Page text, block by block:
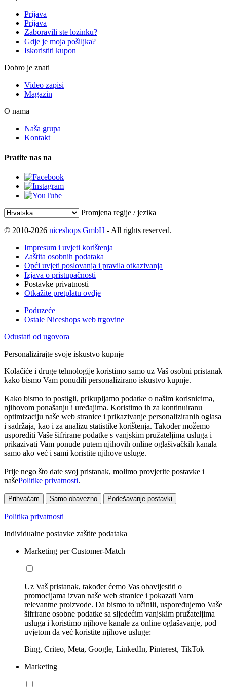
Prijava
Prijava
Zaboravili ste lozinku?
Gdje je moja pošiljka?
Iskoristiti kupon
Dobro je znati
Video zapisi
Magazin
O nama
Naša grupa
Kontakt
Pratite nas na
Promjena regije / jezika
© 2010-2026 niceshops GmbH - All rights reserved.
Impresum i uvjeti korištenja
Zaštita osobnih podataka
Opći uvjeti poslovanja i pravila otkazivanja
Izjava o pristupačnosti
Postavke privatnosti
Otkažite pretplatu ovdje
Poduzeće
Ostale Niceshops web trgovine
Odustati od ugovora
Personalizirajte svoje iskustvo kupnje
Kolačiće i druge tehnologije koristimo samo uz Vaš osobni pristanak
kako bismo Vam ponudili personalizirano iskustvo kupnje.
Kako bismo to postigli, prikupljamo podatke o našim korisnicima,
njihovom ponašanju i uređajima. Koristimo ih za kontinuiranu
optimizaciju naše web stranice i prikazivanje personaliziranih oglasa
i sadržaja, kao i za analizu statistike korištenja. Također možemo
usporediti Vaše šifrirane podatke s vanjskim pružateljima usluga i
prikazivati Vam ponude putem njihovih online oglašivačkih kanala
samo ako već i sami koristite njihove usluge.
Prije nego što date svoj pristanak, molimo provjerite postavke i
našePolitike privatnosti.
Prihvaćam Samo obavezno Podešavanje postavki
Politika privatnosti
Individualne postavke zaštite podataka
Marketing per Customer-Match
Uz Vaš pristanak, također ćemo Vas obavijestiti o
promocijama izvan naše web stranice i pokazati Vam
relevantne proizvode. Da bismo to učinili, uspoređujemo Vaše
šifrirane osobne podatke sa sljedećim vanjskim pružateljima
usluga i koristimo njihove kanale za online oglašavanje, pod
uvjetom da već koristite njihove usluge:
Bing, Criteo, Meta, Google, LinkedIn, Pinterest, TikTok
Marketing